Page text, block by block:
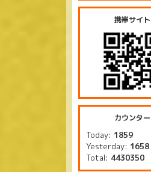
携帯サイト
カウンター
Today: 1859
Yesterday: 1658
Total: 4430350